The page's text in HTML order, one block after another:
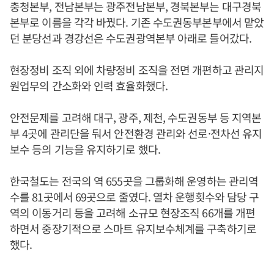
충청본부, 전남본부는 광주전남본부, 경북본부는 대구경북
본부로 이름을 각각 바꿨다. 기존 수도권동부본부에서 맡았
던 분당선과 경강선은 수도권광역본부 아래로 들어갔다.
현장정비 조직 외에 차량정비 조직을 전면 개편하고 관리지
원업무의 간소화와 인력 효율화했다.
안전문제를 고려해 대구, 광주, 제천, 수도권동부 등 지역본
부 4곳에 관리단을 둬서 안전환경 관리와 선로·전차선 유지
보수 등의 기능을 유지하기로 했다.
한국철도는 전국의 역 655곳을 그룹화해 운영하는 관리역
수를 81곳에서 69곳으로 줄였다. 열차 운행횟수와 담당 구
역의 이동거리 등을 고려해 소규모 현장조직 66개를 개편
하면서 중장기적으로 스마트 유지보수체계를 구축하기로
했다.